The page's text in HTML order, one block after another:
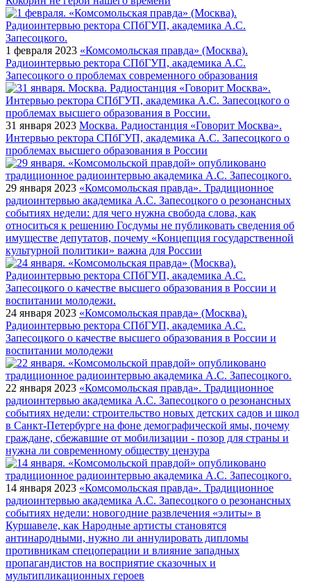
1 февраля 2023 «Комсомольская правда» (Москва).
Радиоинтервью ректора СПбГУП, академика А.С.
Запесоцкого о проблемах современного образования
31 января 2023 Москва. Радиостанция «Говорит Москва».
Интервью ректора СПбГУП, академика А.С. Запесоцкого о
проблемах высшего образования в России
29 января 2023 «Комсомольская правда». Традиционное
радиоинтервью академика А.С. Запесоцкого о резонансных
событиях недели: для чего нужна свобода слова, как
относиться к решению Госдумы не публиковать сведения об
имуществе депутатов, почему «Концепция государственной
культурной политики» важна для России
24 января 2023 «Комсомольская правда» (Москва).
Радиоинтервью ректора СПбГУП, академика А.С.
Запесоцкого о качестве высшего образования в России и
воспитании молодежи
22 января 2023 «Комсомольская правда». Традиционное
радиоинтервью академика А.С. Запесоцкого о резонансных
событиях недели: строительство новых детских садов и школ
в Санкт-Петербурге на фоне демографической ямы, почему
граждане, сбежавшие от мобилизации - позор для страны и
нужна ли современному обществу цензура
14 января 2023 «Комсомольская правда». Традиционное
радиоинтервью академика А.С. Запесоцкого о резонансных
событиях недели: новогодние развлечения «элиты» в
Куршавеле, как Народные артисты становятся
антинародными, нужно ли аннулировать дипломы
противникам спецоперации и влияние западных
пропагандистов на восприятие сказочных и
мультипликационных героев